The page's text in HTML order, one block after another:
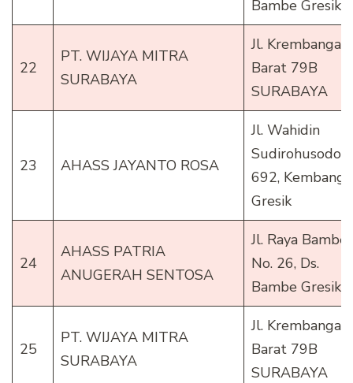
Bambe Gresik
22
PT. WIJAYA MITRA
SURABAYA
Jl. Krembangan
Barat 79B
SURABAYA
23 AHASS JAYANTO ROSA
Jl. Wahidin
Sudirohusodo
692,
Gresik
24
AHASS PATRIA
ANUGERAH SENTOSA
Jl. Raya Bambe
No. 26, Ds.
Bambe Gresik
25
PT. WIJAYA MITRA
SURABAYA
Jl. Krembangan
Barat 79B
SURABAYA